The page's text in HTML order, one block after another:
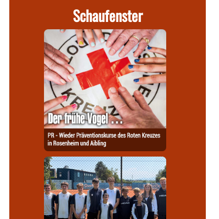
Schaufenster